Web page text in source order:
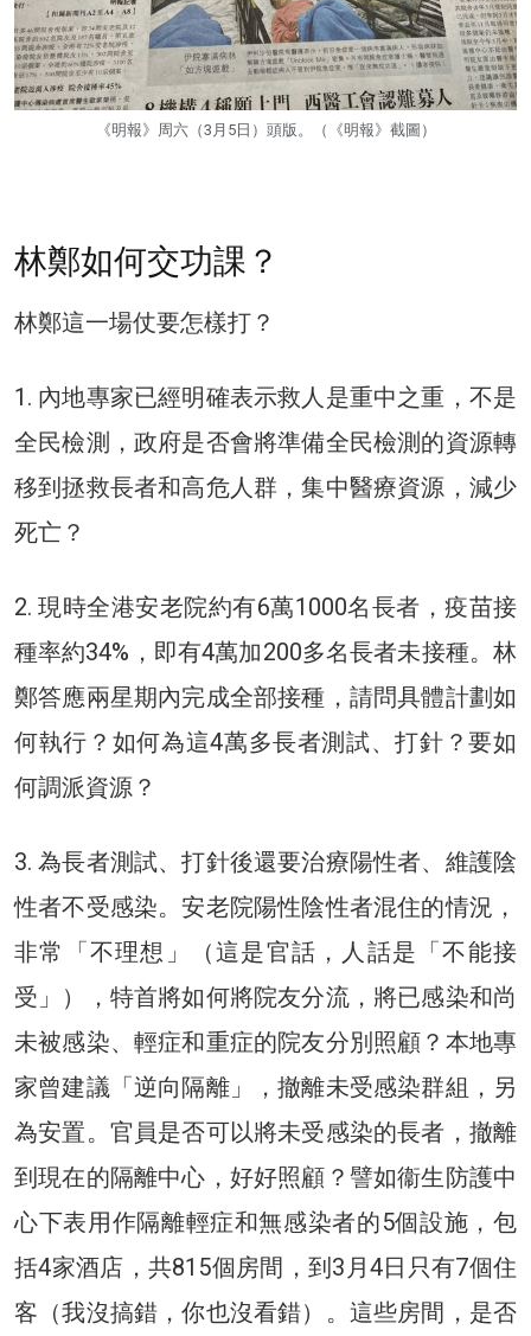
《明報》周六（3月5日）頭版。（《明報》截圖）
林鄭如何交功課？
林鄭這一場仗要怎樣打？
1. 內地專家已經明確表示救人是重中之重，不是
全民檢測，政府是否會將準備全民檢測的資源轉
移到拯救長者和高危人群，集中醫療資源，減少
死亡？
2. 現時全港安老院約有6萬1000名長者，疫苗接
種率約34%，即有4萬加200多名長者未接種。林
鄭答應兩星期內完成全部接種，請問具體計劃如
何執行？如何為這4萬多長者測試、打針？要如
何調派資源？
3. 為長者測試、打針後還要治療陽性者、維護陰
性者不受感染。安老院陽性陰性者混住的情況，
非常「不理想」（這是官話，人話是「不能接
受」），特首將如何將院友分流，將已感染和尚
未被感染、輕症和重症的院友分別照顧？本地專
家曾建議「逆向隔離」，撤離未受感染群組，另
為安置。官員是否可以將未受感染的長者，撤離
到現在的隔離中心，好好照顧？譬如衞生防護中
心下表用作隔離輕症和無感染者的5個設施，包
括4家酒店，共815個房間，到3月4日只有7個住
客（我沒搞錯，你也沒看錯）。這些房間，是否